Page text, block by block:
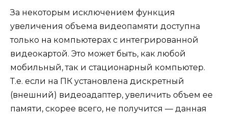
За некоторым исключением функция
увеличения объема видеопамяти доступна
только на компьютерах с интегрированной
видеокартой. Это может быть, как любой
мобильный, так и стационарный компьютер.
Т.е. если на ПК установлена дискретный
(внешний) видеоадаптер, увеличить объем ее
памяти, скорее всего, не получится — данная